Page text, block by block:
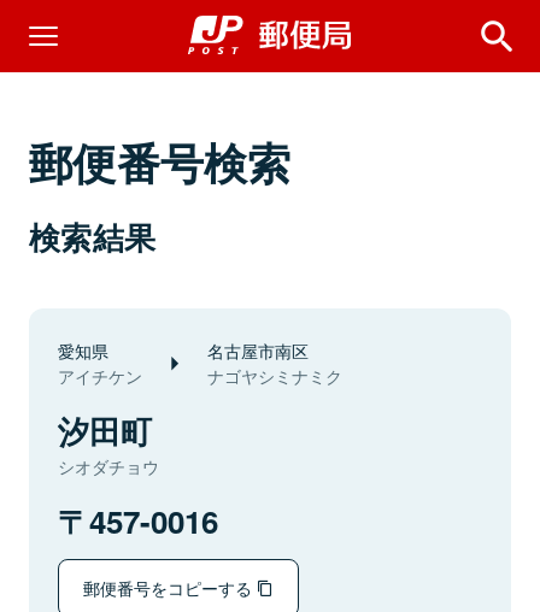
郵便番号検索
検索結果
愛知県
アイチケン
名古屋市南区
ナゴヤシミナミク
汐田町
シオダチョウ
457-0016
郵便番号をコピーする